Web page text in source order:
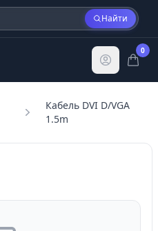
Найти
0
Кабель DVI D/VGA
1.5m